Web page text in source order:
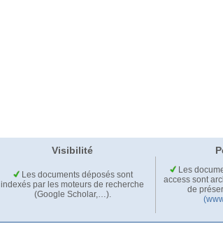
Visibilité
Les documents déposés sont
indexés par les moteurs de recherche
(Google Scholar,…).
Les
access sont
de